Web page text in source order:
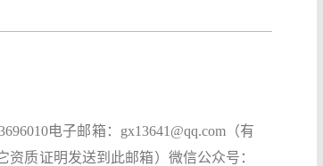
电子邮箱：gx13641@qq.com（有
质证明发送到此邮箱）微信公众号：